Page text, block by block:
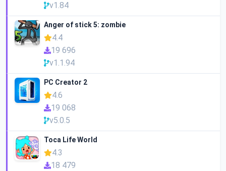
v1.84
Anger of stick 5: zombie
4.4
19 696
v1.1.94
PC Creator 2
4.6
19 068
v5.0.5
Toca Life World
4.3
18 479